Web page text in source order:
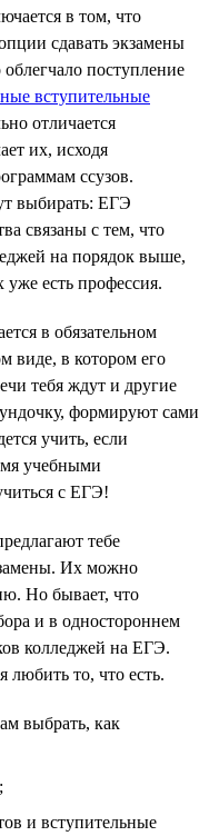
в том, что
сдавать экзамены
поступление
вступительные
отличается
их, исходя
ссузов.
выбирать: ЕГЭ
связаны с тем, что
на порядок выше,
есть профессия.
в обязательном
виде, в котором его
тебя ждут и другие
формируют сами
учить, если
учебными
с ЕГЭ!
тебе
Их можно
Но бывает, что
и в одностороннем
колледжей на ЕГЭ.
любить то, что есть.
выбрать, как
и вступительные